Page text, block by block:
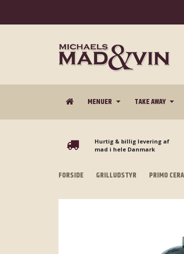
MENUER TAKE AWAY
Hurtig & billig levering af
mad i hele Danmark
FORSIDE GRILLUDSTYR PRIMO